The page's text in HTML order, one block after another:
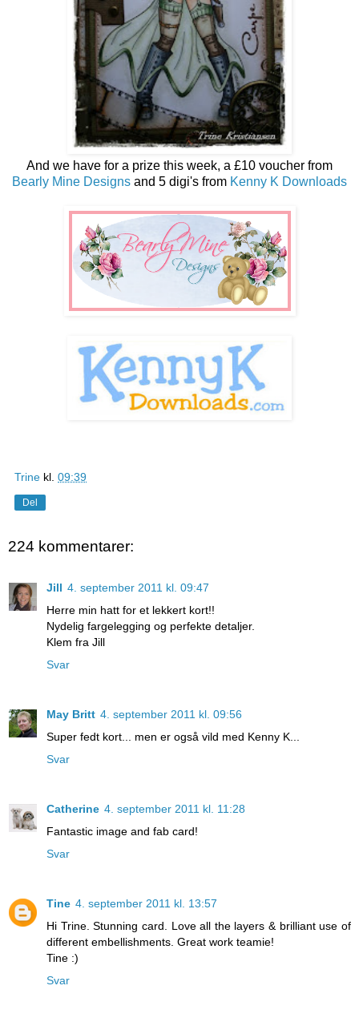
And we have for a prize this week, a £10 voucher from
Bearly Mine Designs and 5 digi's from Kenny K Downloads
Trine kl. 09:39
Del
224 kommentarer:
Jill 4. september 2011 kl. 09:47
Herre min hatt for et lekkert kort!!
Nydelig fargelegging og perfekte detaljer.
Klem fra Jill
Svar
May Britt 4. september 2011 kl. 09:56
Super fedt kort... men er også vild med Kenny K...
Svar
Catherine 4. september 2011 kl. 11:28
Fantastic image and fab card!
Svar
Tine 4. september 2011 kl. 13:57
Hi Trine. Stunning card. Love all the layers & brilliant use of
different embellishments. Great work teamie!
Tine :)
Svar